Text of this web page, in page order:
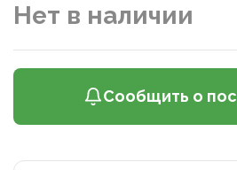
Нет в наличии
Сообщить о